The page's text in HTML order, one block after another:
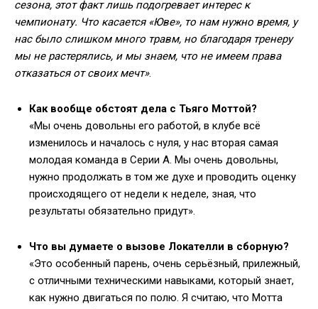
сезона, этот факт лишь подогревает интерес к
чемпионату. Что касается «Юве», то нам нужно время, у
нас было слишком много травм, но благодаря тренеру
мы не растерялись, и мы знаем, что не имеем права
отказаться от своих мечт».
Как вообще обстоят дела с Тьяго Моттой?
«Мы очень довольны его работой, в клубе всё
изменилось и началось с нуля, у нас вторая самая
молодая команда в Серии А. Мы очень довольны,
нужно продолжать в том же духе и проводить оценку
происходящего от недели к неделе, зная, что
результаты обязательно придут».
Что вы думаете о вызове Локателли в сборную?
«Это особенный парень, очень серьёзный, прилежный,
с отличными техническими навыками, который знает,
как нужно двигаться по полю. Я считаю, что Мотта